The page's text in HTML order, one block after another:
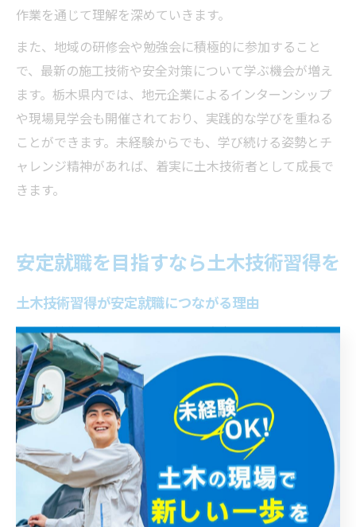
作業を通じて理解を深めていきます。
また、地域の研修会や勉強会に積極的に参加すること
で、最新の施工技術や安全対策について学ぶ機会が増え
ます。栃木県内では、地元企業によるインターンシップ
や現場見学会も開催されており、実践的な学びを重ねる
ことができます。未経験からでも、学び続ける姿勢とチ
ャレンジ精神があれば、着実に土木技術者として成長で
きます。
安定就職を目指すなら土木技術習得を
土木技術習得が安定就職につながる理由
土木の技術を身につけることは、安定した就職に直結し
ます。栃木県宇都宮市や那須郡那須町では、都市インフ
ラの整備や公共事業が継続的に行われており、土木技術
者の需要は常に高い水準にあります。人口減少や高齢化
により、若手人材の確保が急務となっているため、技術
を持つ人材は即戦力として歓迎される傾向が強いです。
また、土木分野は景気の動向に左右されにくく、インフ
ラ整備や災害復旧など社会に不可欠な役割を担っていま